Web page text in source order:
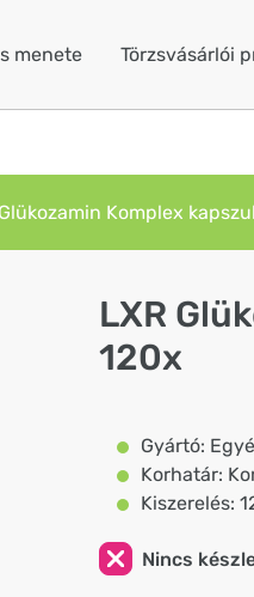
menete Törzsvásárlói
Komplex
LXR
120x
Gyártó:
Korhatár:
Kiszerelés:
Nincs